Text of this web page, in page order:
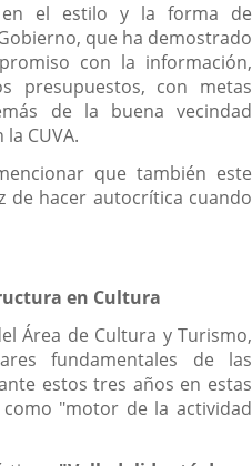
en el estilo y la forma de
que ha demostrado
con la información,
presupuestos, con metas
de la buena vecindad
CUVA.
que también este
de hacer autocrítica cuando
en Cultura
Área de Cultura y Turismo,
fundamentales de las
estos tres años en estas
"motor de la actividad